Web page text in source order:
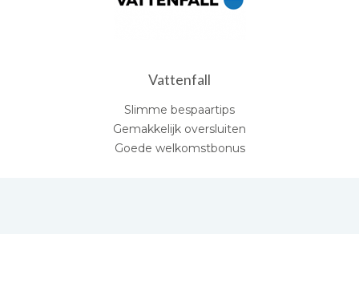
Vattenfall
Slimme bespaartips
Gemakkelijk oversluiten
Goede welkomstbonus